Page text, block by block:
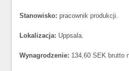
Stanowisko: pracownik produkcji.
Lokalizacja: Uppsala.
Wynagrodzenie: 134,60 SEK brutto